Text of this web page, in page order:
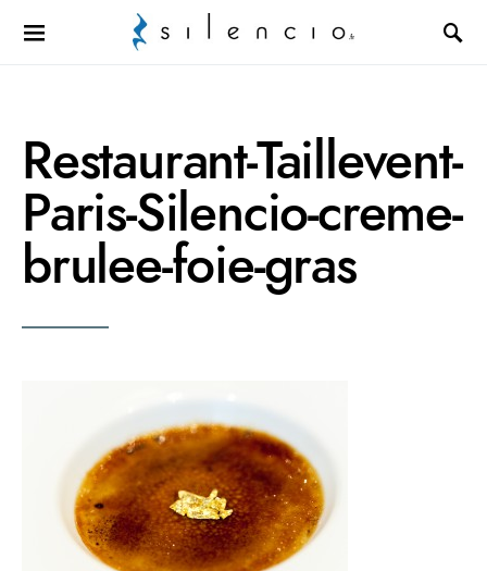
Search for:
Restaurant-Taillevent-
Paris-Silencio-creme-
brulee-foie-gras